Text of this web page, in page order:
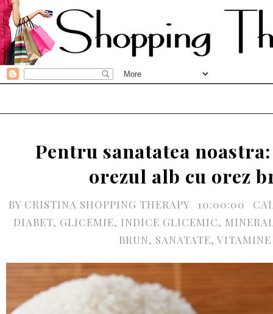
Pentru sanatatea
orezul alb cu orez
BY CRISTINA SHOPPING THERAPY 10:00:00
DIABET, GLICEMIE, INDICE GLICEMIC,
BRUN, SANATATE, VITAMINE